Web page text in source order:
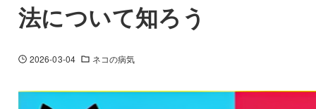
法について知ろう
2026-03-04 ネコの病気